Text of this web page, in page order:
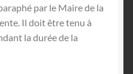
par le Maire de la
Il doit être tenu à
la durée de la